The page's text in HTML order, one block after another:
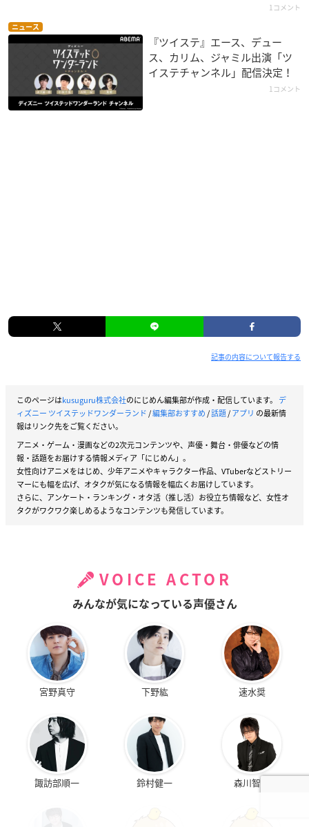
1コメント
ニュース
『ツイステ』エース、デュー
ス、カリム、ジャミル出演「ツ
イステチャンネル」配信決定！
1コメント
記事の内容について報告する
このページはkusuguru株式会社のにじめん編集部が作成・配信しています。 デ
ィズニー ツイステッドワンダーランド/編集部おすすめ/話題/アプリ の最新情
報はリンク先をご覧ください。
アニメ・ゲーム・漫画などの2次元コンテンツや、声優・舞台・俳優などの情
報・話題をお届けする情報メディア「にじめん」。
女性向けアニメをはじめ、少年アニメやキャラクター作品、VTuberなどストリー
マーにも幅を広げ、オタクが気になる情報を幅広くお届けしています。
さらに、アンケート・ランキング・オタ活（推し活）お役立ち情報など、女性オ
タクがワクワク楽しめるようなコンテンツも発信しています。
VOICE ACTOR
みんなが気になっている声優さん
宮野真守 下野紘 速水奨
諏訪部順一 鈴村健一 森川智之